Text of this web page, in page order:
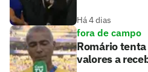
Há 4 dias
fora de campo
Romário
valores a